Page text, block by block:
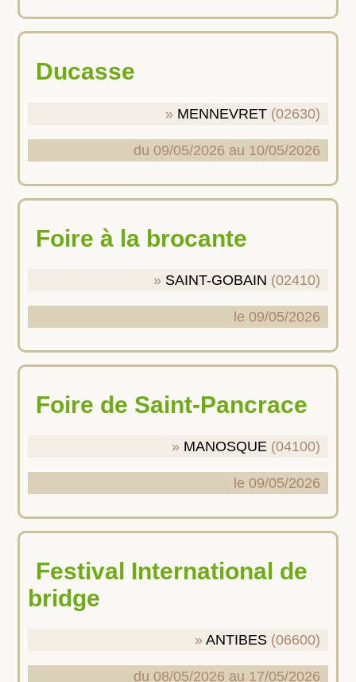
Ducasse
MENNEVRET (02630)
du 09/05/2026 au 10/05/2026
Foire à la brocante
SAINT-GOBAIN (02410)
le 09/05/2026
Foire de Saint-Pancrace
MANOSQUE (04100)
le 09/05/2026
Festival International de
bridge
ANTIBES (06600)
du 08/05/2026 au 17/05/2026